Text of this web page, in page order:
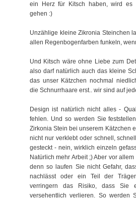
ein Herz für Kitsch haben, wird es
gehen :)
Unzählige kleine Zikronia Steinchen
allen Regenbogenfarben funkeln,
Und Kitsch wäre ohne Liebe zum
also darf natürlich auch das kleine
das unser Kätzchen nochmal
die Schnurrhaare erst.. wir sind auf
Design ist natürlich nicht alles -
fehlen. Und so werden Sie
Zirkonia Stein bei unserem Kätzchen
nicht nur verklebt oder schnell,
gesteckt - nein, wirklich einzeln
Natürlich mehr Arbeit ;) Aber vor
denn so laufen Sie nicht Gefahr,
nachlässt oder ein Teil der
verringern das Risiko, dass Sie
versehentlich verlieren. So werden